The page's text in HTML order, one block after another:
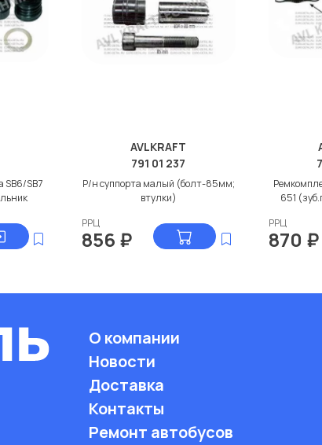
SB6/SB7
AVLKRAFT
791 01 237
Р/н суппорта малый (болт-85мм;
втулки)
РРЦ
856 ₽
651
РРЦ
870 ₽
О компании
Новости
Доставка
Контакты
Ремонт автобусов